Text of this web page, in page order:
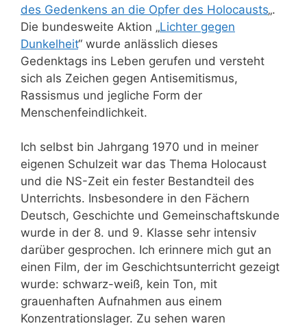
des Gedenkens an die Opfer des Holocausts„.
Die bundesweite Aktion „Lichter gegen
Dunkelheit“ wurde anlässlich dieses
Gedenktags ins Leben gerufen und versteht
sich als Zeichen gegen Antisemitismus,
Rassismus und jegliche Form der
Menschenfeindlichkeit.
Ich selbst bin Jahrgang 1970 und in meiner
eigenen Schulzeit war das Thema Holocaust
und die NS-Zeit ein fester Bestandteil des
Unterrichts. Insbesondere in den Fächern
Deutsch, Geschichte und Gemeinschaftskunde
wurde in der 8. und 9. Klasse sehr intensiv
darüber gesprochen. Ich erinnere mich gut an
einen Film, der im Geschichtsunterricht gezeigt
wurde: schwarz-weiß, kein Ton, mit
grauenhaften Aufnahmen aus einem
Konzentrationslager. Zu sehen waren